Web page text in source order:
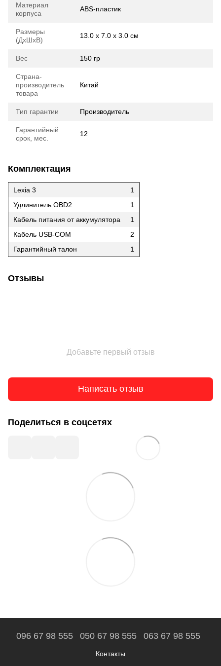
Материал
корпуса
ABS-пластик
Размеры
(ДхШхВ)
13.0 х 7.0 х 3.0 см
Вес 150 гр
Страна-
производитель
товара
Китай
Тип гарантии Производитель
Гарантийный
срок, мес.
12
Комплектация
Lexia 3
1
Удлинитель OBD2
1
Кабель питания от аккумулятора
1
Кабель USB-COM
2
Гарантийный талон
1
Отзывы
Добавьте первый отзыв
Написать отзыв
Поделиться в соцсетях
096 67 98 555 050 67 98 555 063 67 98 555
Контакты